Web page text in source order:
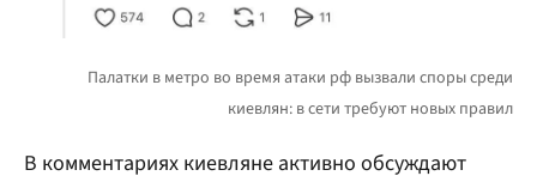
В комментариях киевляне активно обсуждают